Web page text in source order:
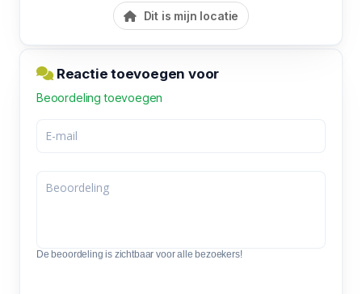
Dit is mijn locatie
Reactie toevoegen voor
Beoordeling toevoegen
De beoordeling is zichtbaar voor alle bezoekers!